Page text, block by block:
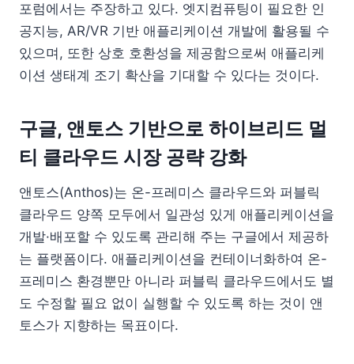
포럼에서는 주장하고 있다. 엣지컴퓨팅이 필요한 인
공지능, AR/VR 기반 애플리케이션 개발에 활용될 수
있으며, 또한 상호 호환성을 제공함으로써 애플리케
이션 생태계 조기 확산을 기대할 수 있다는 것이다.
구글, 앤토스 기반으로 하이브리드 멀
티 클라우드 시장 공략 강화
앤토스(Anthos)는 온-프레미스 클라우드와 퍼블릭
클라우드 양쪽 모두에서 일관성 있게 애플리케이션을
개발·배포할 수 있도록 관리해 주는 구글에서 제공하
는 플랫폼이다. 애플리케이션을 컨테이너화하여 온-
프레미스 환경뿐만 아니라 퍼블릭 클라우드에서도 별
도 수정할 필요 없이 실행할 수 있도록 하는 것이 앤
토스가 지향하는 목표이다.